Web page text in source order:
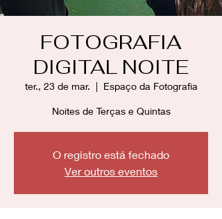
FOTOGRAFIA
DIGITAL NOITE
ter., 23 de mar.
  |
Espaço da Fotografia
Noites de Terças e Quintas
O registro está fechado
Ver outros eventos